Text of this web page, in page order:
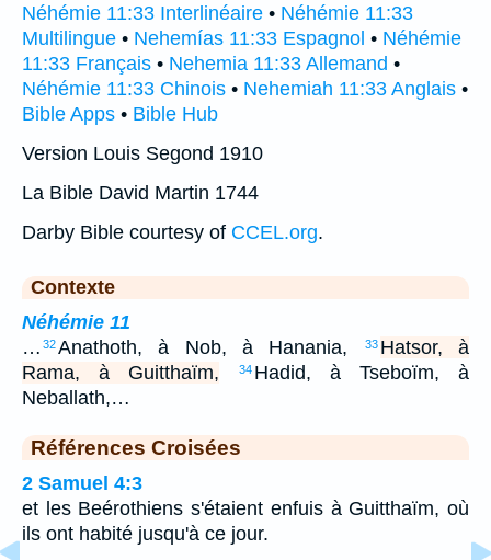
Néhémie 11:33 Interlinéaire • Néhémie 11:33
Multilingue • Nehemías 11:33 Espagnol • Néhémie
11:33 Français • Nehemia 11:33 Allemand •
Néhémie 11:33 Chinois • Nehemiah 11:33 Anglais •
Bible Apps • Bible Hub
Version Louis Segond 1910
La Bible David Martin 1744
Darby Bible courtesy of CCEL.org.
Contexte
Néhémie 11
… 32Anathoth, à Nob, à Hanania, 33 Hatsor, à
Rama, à Guitthaïm,
34 Hadid, à Tseboïm, à
Neballath,…
Références Croisées
2 Samuel 4:3
et les Beérothiens s'étaient enfuis à Guitthaïm, où
ils ont habité jusqu'à ce jour.